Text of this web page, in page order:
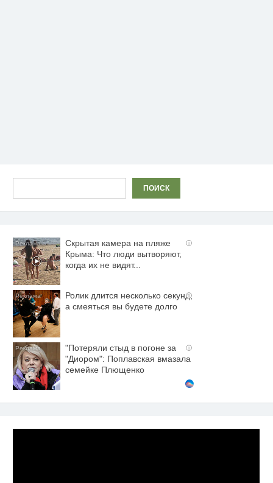
ПОИСК
i
Скрытая камера на пляже
Крыма: Что люди вытворяют,
когда их не видят...
i
Ролик длится несколько секунд,
а смеяться вы будете долго
i
"Потеряли стыд в погоне за
"Диором": Поплавская вмазала
семейке Плющенко